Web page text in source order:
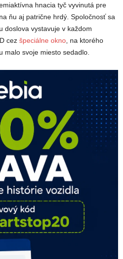
hnacia tyč vyvinutá pre
ňu aj patrične hrdý. Spoločnosť sa
doslova vystavuje v každom
cez špeciálne okno , na ktorého
malo svoje miesto sedadlo.